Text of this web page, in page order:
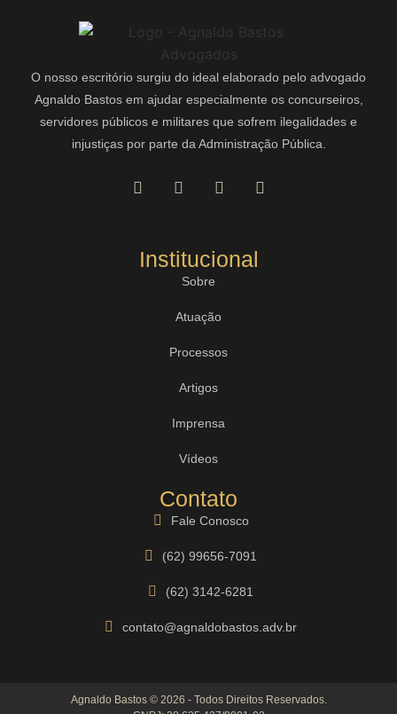
O nosso escritório surgiu do ideal elaborado pelo advogado
Agnaldo Bastos em ajudar especialmente os concurseiros,
servidores públicos e militares que sofrem ilegalidades e
injustiças por parte da Administração Pública.
Institucional
Sobre
Atuação
Processos
Artigos
Imprensa
Vídeos
Contato
Fale Conosco
(62) 99656-7091
(62) 3142-6281
contato@agnaldobastos.adv.br
Agnaldo Bastos © 2026 - Todos Direitos Reservados.